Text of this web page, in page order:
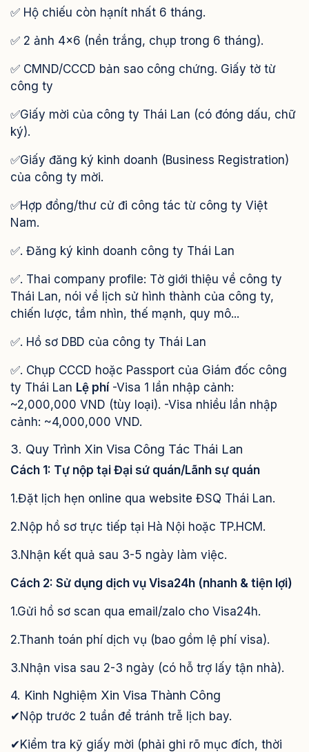
✅ Hộ chiếu còn hạnít nhất 6 tháng.
✅ 2 ảnh 4x6 (nền trắng, chụp trong 6 tháng).
✅ CMND/CCCD bản sao công chứng. Giấy tờ từ
công ty
✅Giấy mời của công ty Thái Lan (có đóng dấu, chữ
ký).
✅Giấy đăng ký kinh doanh (Business Registration)
của công ty mời.
✅Hợp đồng/thư cử đi công tác từ công ty Việt
Nam.
✅. Đăng ký kinh doanh công ty Thái Lan
✅. Thai company profile: Tờ giới thiệu về công ty
Thái Lan, nói về lịch sử hình thành của công ty,
chiến lược, tầm nhìn, thế mạnh, quy mô...
✅. Hồ sơ DBD của công ty Thái Lan
✅. Chụp CCCD hoặc Passport của Giám đốc công
ty Thái Lan Lệ phí -Visa 1 lần nhập cảnh:
~2,000,000 VND (tùy loại). -Visa nhiều lần nhập
cảnh: ~4,000,000 VND.
3. Quy Trình Xin Visa Công Tác Thái Lan
Cách 1: Tự nộp tại Đại sứ quán/Lãnh sự quán
1.Đặt lịch hẹn online qua website ĐSQ Thái Lan.
2.Nộp hồ sơ trực tiếp tại Hà Nội hoặc TP.HCM.
3.Nhận kết quả sau 3-5 ngày làm việc.
Cách 2: Sử dụng dịch vụ Visa24h (nhanh & tiện lợi)
1.Gửi hồ sơ scan qua email/zalo cho Visa24h.
2.Thanh toán phí dịch vụ (bao gồm lệ phí visa).
3.Nhận visa sau 2-3 ngày (có hỗ trợ lấy tận nhà).
4. Kinh Nghiệm Xin Visa Thành Công
✔Nộp trước 2 tuần để tránh trễ lịch bay.
✔Kiểm tra kỹ giấy mời (phải ghi rõ mục đích, thời